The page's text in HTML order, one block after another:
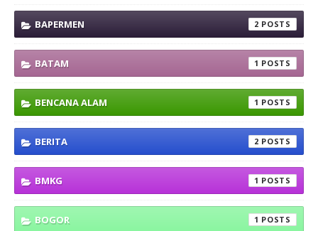
BAPERMEN 2
BATAM 1
BENCANA ALAM 1
BERITA 2
BMKG 1
BOGOR 1